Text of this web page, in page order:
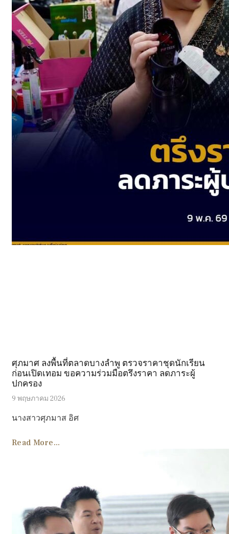
ศุภมาศ ลงพื้นที่ตลาดบางลำพู ตรวจราคาชุดนักเรียน
ก่อนเปิดเทอม ขอความร่วมมือตรึงราคา ลดภาระผู้
ปกครอง
9 พฤษภาคม 2026
นางสาวศุภมาส อิศ
Read More...